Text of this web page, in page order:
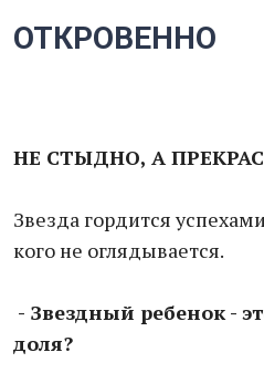
ОТКРОВЕННО
НЕ СТЫДНО, А
Звезда гордится
кого не оглядывается.
- Звездный ребенок -
доля?